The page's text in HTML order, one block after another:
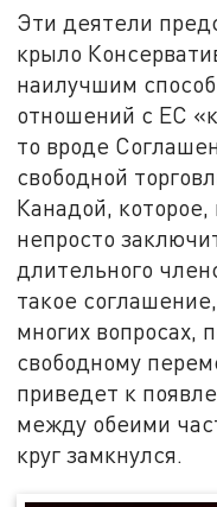
Эти деятели
крыло
наилучшим
отношений с ЕС
то вроде
свободной
Канадой,
непросто
длительного
такое
многих вопросах,
свободному
приведет к
между обеими
круг замкнулся.